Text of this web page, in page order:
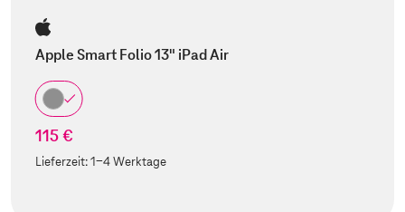
Apple Smart Folio 13" iPad Air
115 €
Lieferzeit:1-4 Werktage